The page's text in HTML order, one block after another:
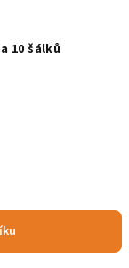
10 šálků